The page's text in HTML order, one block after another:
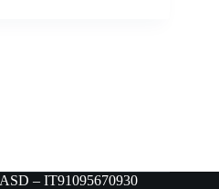
– IT91095670930